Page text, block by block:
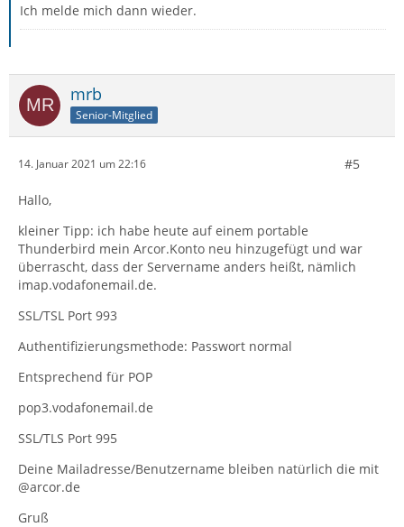
Ich melde mich dann wieder.
mrb
Senior-Mitglied
14. Januar 2021 um 22:16 #5
Hallo,
kleiner Tipp: ich habe heute auf einem portable
Thunderbird mein Arcor.Konto neu hinzugefügt und war
überrascht, dass der Servername anders heißt, nämlich
imap.vodafonemail.de.
SSL/TSL Port 993
Authentifizierungsmethode: Passwort normal
Entsprechend für POP
pop3.vodafonemail.de
SSL/TLS Port 995
Deine Mailadresse/Benutzername bleiben natürlich die mit
@arcor.de
Gruß